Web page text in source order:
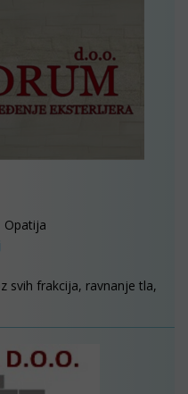
svih frakcija, ravnanje tla,